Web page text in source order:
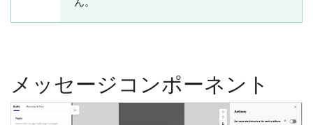
メッセージコンポーネント